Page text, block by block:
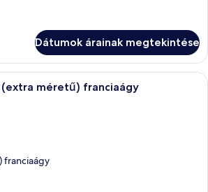
Dátumok árainak megtekintése
Egy modern szállodai szoba,
(extra méretű) franciaágy
franciaágy